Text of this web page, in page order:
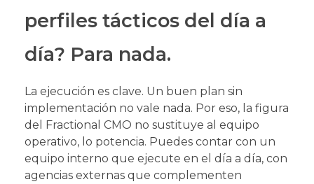
perfiles tácticos del día a
día? Para nada.
La ejecución es clave. Un buen plan sin
implementación no vale nada. Por eso, la figura
del Fractional CMO no sustituye al equipo
operativo, lo potencia. Puedes contar con un
equipo interno que ejecute en el día a día, con
agencias externas que complementen